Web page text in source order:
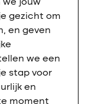
we jouw
gezicht om
en geven
we een
stap voor
en
moment